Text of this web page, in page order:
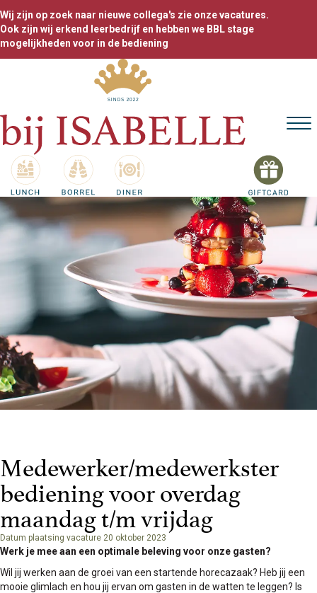
Wij zijn op zoek naar nieuwe collega's zie onze vacatures.
Ook zijn wij erkend leerbedrijf en hebben we BBL stage
mogelijkheden voor in de bediening
Medewerker/medewerkster
bediening voor overdag
maandag t/m vrijdag
Datum plaatsing vacature 20 oktober 2023
Werk je mee aan een optimale beleving voor onze gasten?
Wil jij werken aan de groei van een startende horecazaak? Heb jij een
mooie glimlach en hou jij ervan om gasten in de watten te leggen? Is